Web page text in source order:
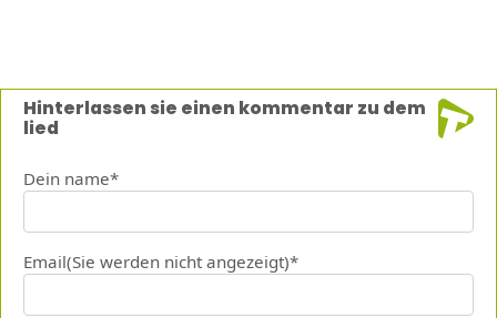
Hinterlassen sie einen kommentar zu dem
lied
Dein name*
Email(Sie werden nicht angezeigt)*